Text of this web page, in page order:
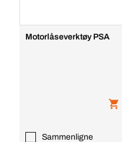
Motorlåseverktøy PSA
Sammenligne